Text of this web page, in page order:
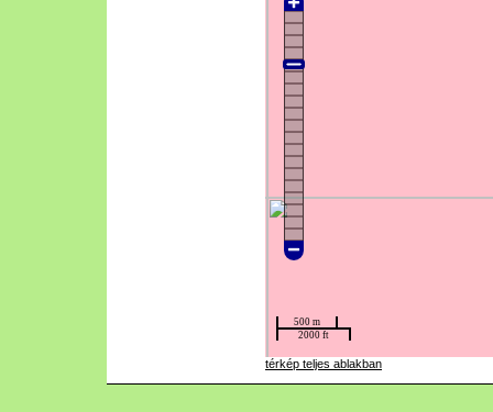
térkép teljes ablakban